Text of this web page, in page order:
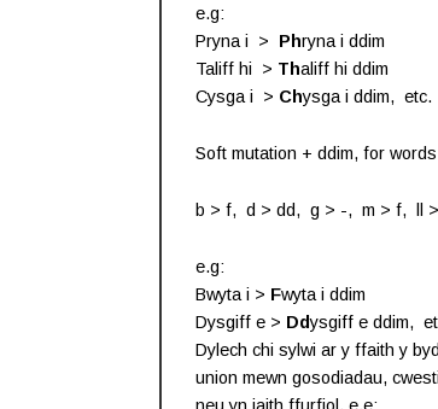
e.g:
Pryna i > Phryna i ddim
Taliff hi > Thaliff hi ddim
Cysga i > Chysga i ddim, etc.
Soft mutation + ddim, for
b > f, d > dd, g > -, m > f, ll
e.g:
Bwyta i > Fwyta i ddim
Dysgiff e > Ddysgiff e ddim,
Dylech chi sylwi ar y ffaith y
union mewn gosodiadau,